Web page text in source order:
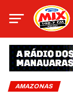
AMAZONAS